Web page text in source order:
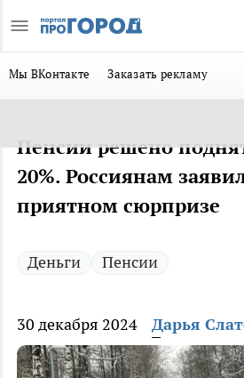
Мы ВКонтакте Заказать рекламу
Пенсии решено
20%. Россиянам
приятном сюрпризе
Деньги Пенсии
30 декабря 2024 Дарья